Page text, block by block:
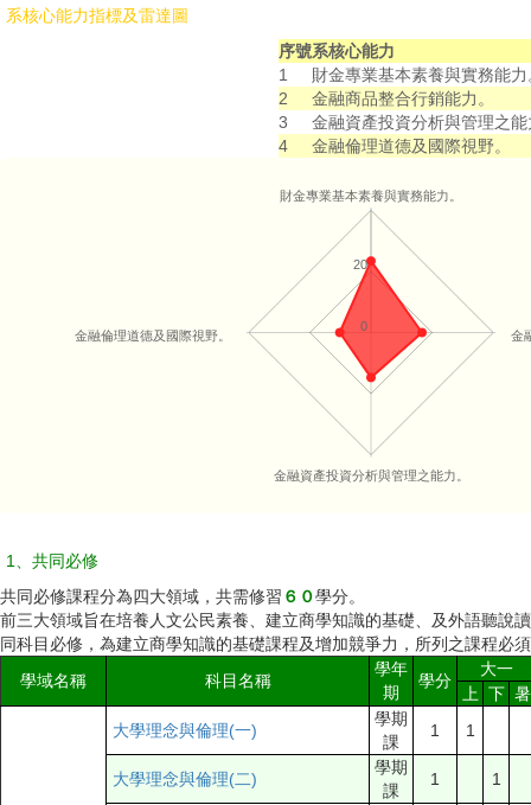
系核心能力指標及雷達圖
序號系核心能力
1
財金專業基本素養與實務能力
2
金融商品整合行銷能力。
3
金融資產投資分析與管理之能
4
金融倫理道德及國際視野。
財金專業基本素養與實務能力。
金
金融資產投資分析與管理之能力。
金融倫理道德及國際視野。
0
20
1、共同必修
共同必修課程分為四大領域，共需修習 ６ ０學分。
前三大領域旨在培養人文公民素養、建立商學知識的基礎、及外語聽說
同科目必修，為建立商學知識的基礎課程及增加競爭力，所列之課程必
學域名稱
科目名稱
學年
期
學分
大一
上 下 暑
大學理念與倫理(一)
學期
課
1 1
大學理念與倫理(二)
學期
課
1 1